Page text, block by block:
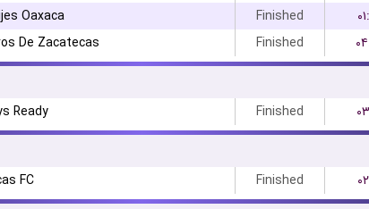
Oaxaca Finished
De Zacatecas Finished
Ready Finished
FC Finished